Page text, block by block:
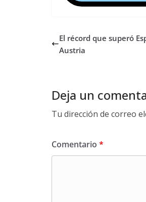
El récord que superó
Austria
Deja un
Tu dirección de correo
Comentario *